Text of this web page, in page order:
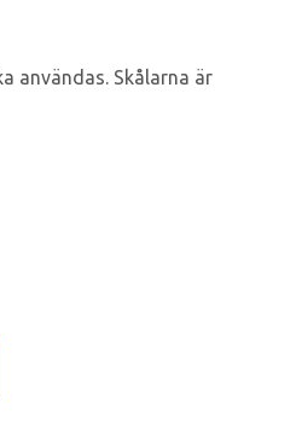
användas. Skålarna är